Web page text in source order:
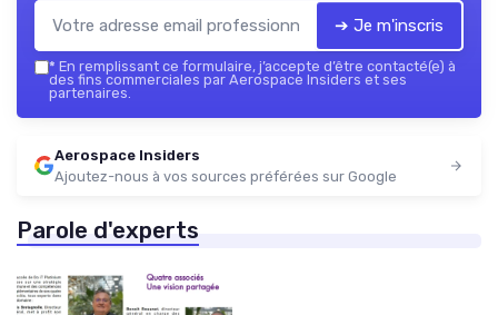
➔ Je m'inscris
* En remplissant ce formulaire, j’accepte d’être contacté(e) à
des fins commerciales par Aerospace Insiders et ses
partenaires.
Aerospace Insiders
Ajoutez-nous à vos sources préférées sur Google
Parole d'experts